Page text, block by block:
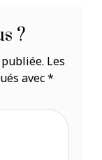
?
Les
avec*